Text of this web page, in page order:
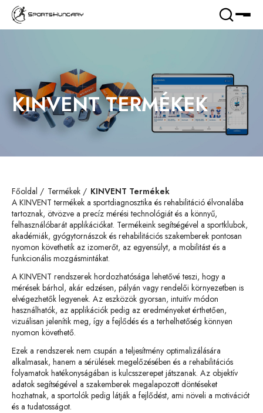
KINVENT TERMÉKEK
Főoldal Termékek
KINVENT Termékek
A KINVENT termékek a sportdiagnosztika és rehabilitáció élvonalába
tartoznak, ötvözve a precíz mérési technológiát és a könnyű,
felhasználóbarát applikációkat. Termékeink segítségével a sportklubok,
akadémiák, gyógytornászok és rehabilitációs szakemberek pontosan
nyomon követhetik az izomerőt, az egyensúlyt, a mobilitást és a
funkcionális mozgásmintákat.
A KINVENT rendszerek hordozhatósága lehetővé teszi, hogy a
mérések bárhol, akár edzésen, pályán vagy rendelői környezetben is
elvégezhetők legyenek. Az eszközök gyorsan, intuitív módon
használhatók, az applikációk pedig az eredményeket érthetően,
vizuálisan jelenítik meg, így a fejlődés és a terhelhetőség könnyen
nyomon követhető.
Ezek a rendszerek nem csupán a teljesítmény optimalizálására
alkalmasak, hanem a sérülések megelőzésében és a rehabilitációs
folyamatok hatékonyságában is kulcsszerepet játszanak. Az objektív
adatok segítségével a szakemberek megalapozott döntéseket
hozhatnak, a sportolók pedig látják a fejlődést, ami növeli a motivációt
és a tudatosságot.